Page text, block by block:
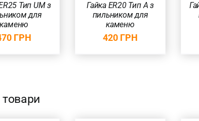
Тип UM з
для
каменю
ГРН
Гайка ER20 Тип А з
пильником для
каменю
420 ГРН